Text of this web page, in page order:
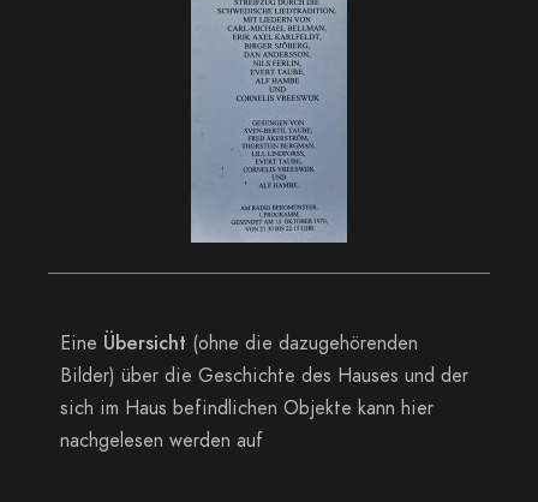
Eine Übersicht (ohne die dazugehörenden
Bilder) über die Geschichte des Hauses und der
sich im Haus befindlichen Objekte kann hier
nachgelesen werden auf